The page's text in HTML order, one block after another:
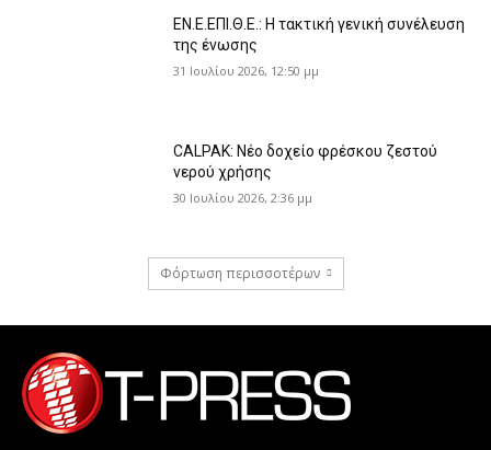
ΕΝ.Ε.ΕΠΙ.Θ.Ε.: Η τακτική γενική συνέλευση
της ένωσης
31 Ιουλίου 2026, 12:50 μμ
CALPAK: Νέο δοχείο φρέσκου ζεστού
νερού χρήσης
30 Ιουλίου 2026, 2:36 μμ
Φόρτωση περισσοτέρων